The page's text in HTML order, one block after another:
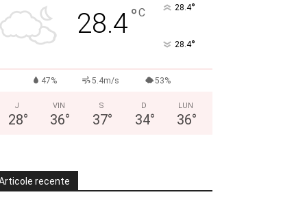
28.4°C 28.4°
28.4°
47% 5.4m/s 53%
J
28°
VIN
36°
S
37°
D
34°
LUN
36°
recente